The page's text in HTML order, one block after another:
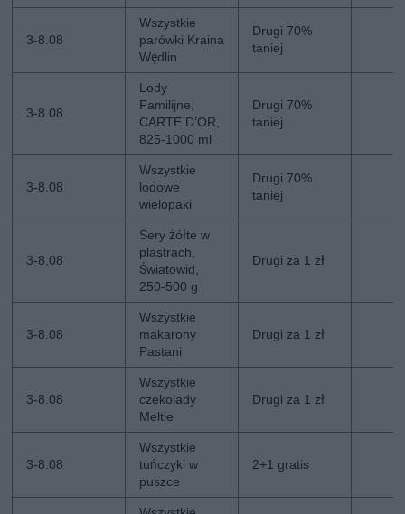
3-8.08
Wszystkie
parówki Kraina
Wędlin
Drugi 70%
taniej
3-8.08
Lody
Familijne,
CARTE D’OR,
825-1000 ml
Drugi 70%
taniej
3-8.08
Wszystkie
lodowe
wielopaki
Drugi 70%
taniej
3-8.08
Sery żółte w
plastrach,
Światowid,
250-500 g
Drugi za 1 zł
3-8.08
Wszystkie
makarony
Pastani
Drugi za 1 zł
3-8.08
Wszystkie
czekolady
Meltie
Drugi za 1 zł
3-8.08
Wszystkie
tuńczyki w
puszce
2+1 gratis